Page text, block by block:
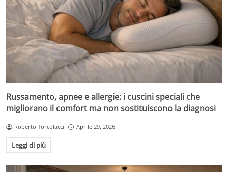
Russamento, apnee e allergie: i cuscini speciali che
migliorano il comfort ma non sostituiscono la diagnosi
Roberto Torcolacci Aprile 29, 2026
Leggi di più